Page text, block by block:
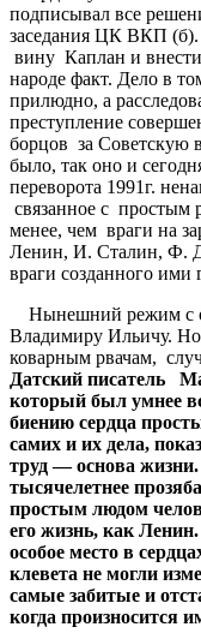
подписывал все
заседания ЦК ВКП (б).
вину Каплан и
народе факт. Дело в
прилюдно, а
преступление
борцов за Советскую
было, так оно и
переворота 1991г.
связанное с простым
менее, чем враги на
Ленин, И. Сталин, Ф.
враги созданного ими
Нынешний режим с
Владимиру Ильичу.
коварным рвачам,
Датский писатель
который был умнее
биению сердца
самих и их дела,
труд — основа
тысячелетнее
простым людом
его жизнь, как
особое место в
клевета не могли
самые забитые и
когда произносится